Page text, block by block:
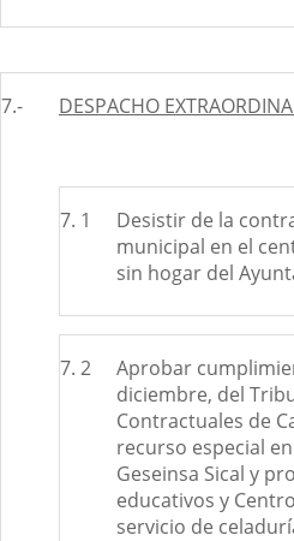
7.- DESPACHO
7. 1
Desistir de la
municipal en el
sin hogar del
7. 2
Aprobar
diciembre, del
Contractuales de
recurso especial
Geseinsa Sical y
educativos y
servicio de